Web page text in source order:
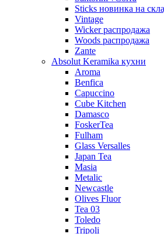
Sticks новинка на
Vintage
Wicker распродажа
Woods распродажа
Zante
Absolut Keramika кухни
Aroma
Benfica
Capuccino
Cube Kitchen
Damasco
FoskerTea
Fulham
Glass Versalles
Japan Tea
Masia
Metalic
Newcastle
Olives Fluor
Tea 03
Toledo
Tripoli